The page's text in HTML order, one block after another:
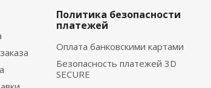
Политика безопасности
платежей
Оплата банковскими картами
Безопасность платежей 3D
SECURE